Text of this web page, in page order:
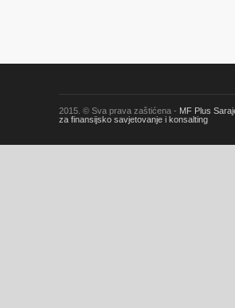
2015. © Sva prava zaštićena - MF Plus
za finansijsko savjetovanje i konsalting